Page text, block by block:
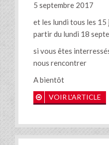
5 septembre 2017
et les lundi tous les 15
partir du lundi 18
si vous êtes
nous rencontrer
A bientôt
VOIR L'ARTICLE